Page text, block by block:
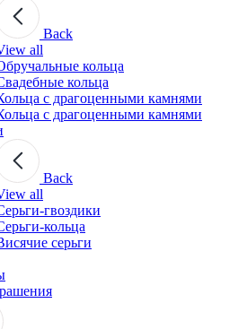
Back
all
кольца
кольца
с драгоценными камнями
с драгоценными камнями
Back
all
гвоздики
кольца
серьги